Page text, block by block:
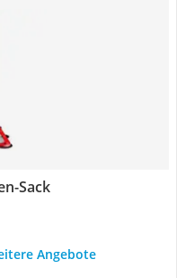
Sack
Angebote